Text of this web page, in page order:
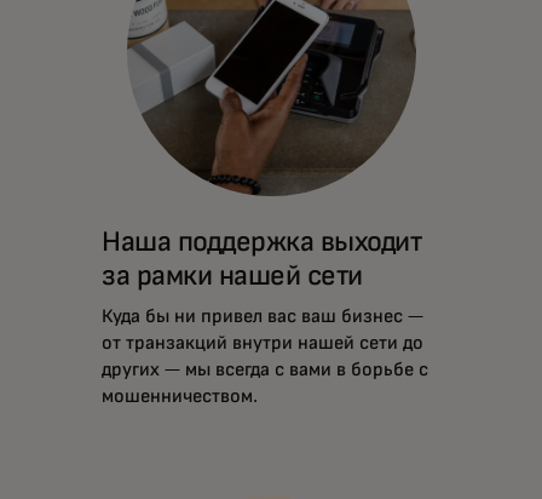
Наша поддержка выходит
за рамки нашей сети
Куда бы ни привел вас ваш бизнес —
от транзакций внутри нашей сети до
других — мы всегда с вами в борьбе с
мошенничеством.